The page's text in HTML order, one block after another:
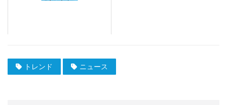
トレンド ニュース